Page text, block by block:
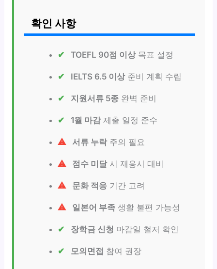
확인 사항
TOEFL 90점 이상목표 설정
IELTS 6.5 이상준비 계획 수립
지원서류 5종완벽 준비
1월 마감제출 일정 준수
서류 누락주의 필요
점수 미달시 재응시 대비
문화 적응기간 고려
일본어 부족생활 불편 가능성
장학금 신청 마감일 철저 확인
모의면접 참여 권장